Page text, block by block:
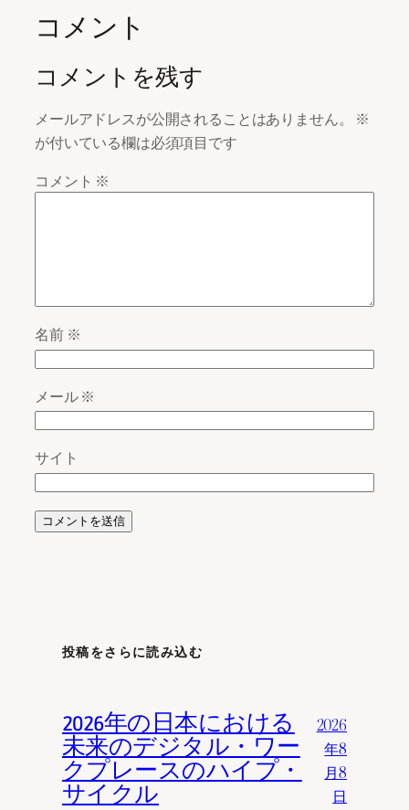
コメント
コメントを残す
メールアドレスが公開されることはありません。
※
が付いている欄は必須項目です
コメント ※
名前 ※
メール※
サイト
投稿をさらに読み込む
2026年の日本における
未来のデジタル・ワー
クプレースのハイプ・
サイクル
2026
年8
月8
日